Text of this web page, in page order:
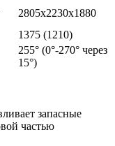
2805х2230х1880
1375 (1210)
255° (0°-270° через
15°)
запасные
частью